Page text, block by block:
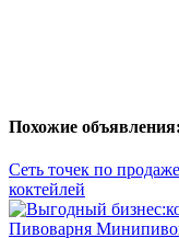
Похожие объявления:
Сеть точек по
коктейлей